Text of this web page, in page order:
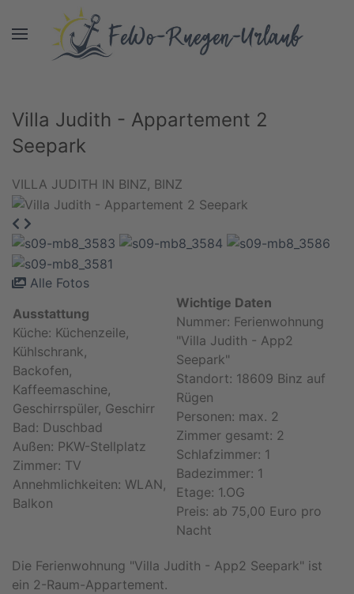
Villa Judith - Appartement 2
Seepark
VILLA JUDITH IN BINZ, BINZ
Alle Fotos
Ausstattung
Küche: Küchenzeile,
Kühlschrank,
Backofen,
Kaffeemaschine,
Geschirrspüler, Geschirr
Bad: Duschbad
Außen: PKW-Stellplatz
Zimmer: TV
Annehmlichkeiten: WLAN,
Balkon
Wichtige Daten
Nummer: Ferienwohnung
"Villa Judith - App2
Seepark"
Standort: 18609 Binz auf
Rügen
Personen: max. 2
Zimmer gesamt: 2
Schlafzimmer: 1
Badezimmer: 1
Etage: 1.OG
Preis: ab 75,00 Euro pro
Nacht
Die Ferienwohnung "Villa Judith - App2 Seepark" ist
ein 2-Raum-Appartement.